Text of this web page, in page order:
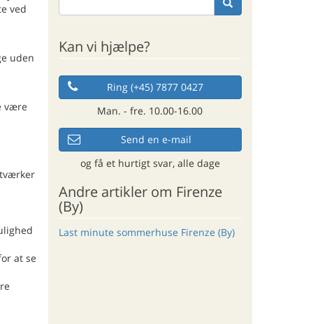
ved
uden
være
at se
Kan vi hjælpe?
Ring (+45) 7877 0427
Man. - fre. 10.00-16.00
Send en e-mail
og få et hurtigt svar, alle dage
Andre artikler om Firenze
(By)
Last minute sommerhuse Firenze (By)